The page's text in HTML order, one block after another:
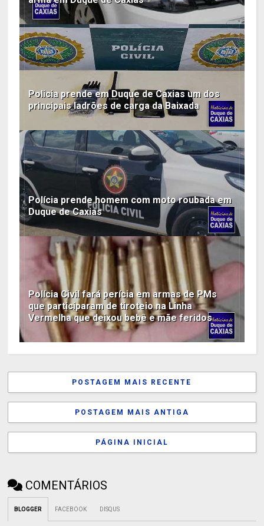
Policia prende em Duque de Caxias um dos
principais ladrões de carga da Baixada
Polícia prende homem com moto roubada em
Duque de Caxias
Polícia Civil fará perícia em armas de PMs
que participaram de tiroteio na Linha
Vermelha que deixou bebê e mãe feridos
POSTAGEM MAIS RECENTE
POSTAGEM MAIS ANTIGA
PÁGINA INICIAL
COMENTÁRIOS
BLOGGER FACEBOOK DISQUS